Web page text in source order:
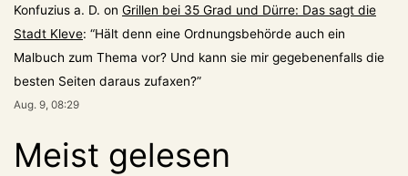
Konfuzius a. D. on Grillen bei 35 Grad und Dürre: Das sagt die
Stadt Kleve: “Hält denn eine Ordnungsbehörde auch ein
Malbuch zum Thema vor? Und kann sie mir gegebenenfalls die
besten Seiten daraus zufaxen?”
Aug. 9, 08:29
Meist gelesen